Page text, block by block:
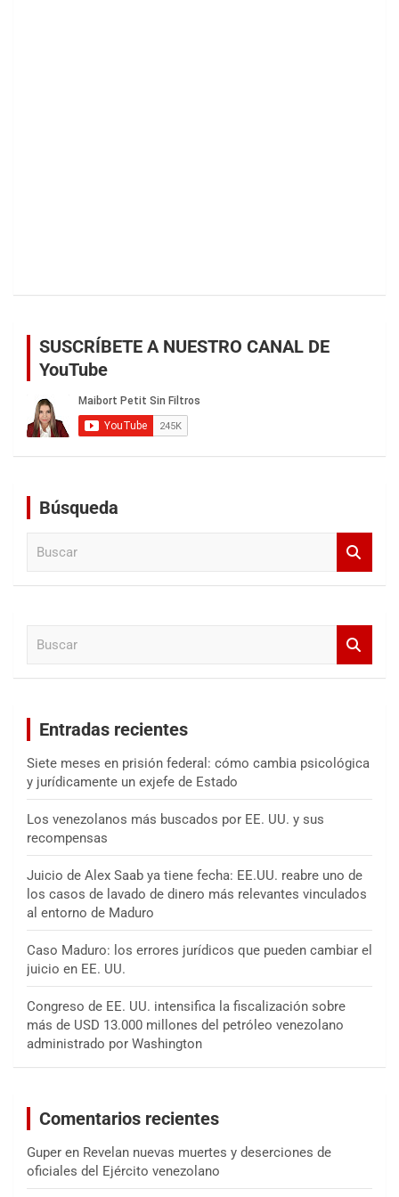
SUSCRÍBETE A NUESTRO CANAL DE
YouTube
Búsqueda
Entradas recientes
Siete meses en prisión federal: cómo cambia psicológica
y jurídicamente un exjefe de Estado
Los venezolanos más buscados por EE. UU. y sus
recompensas
Juicio de Alex Saab ya tiene fecha: EE.UU. reabre uno de
los casos de lavado de dinero más relevantes vinculados
al entorno de Maduro
Caso Maduro: los errores jurídicos que pueden cambiar el
juicio en EE. UU.
Congreso de EE. UU. intensifica la fiscalización sobre
más de USD 13.000 millones del petróleo venezolano
administrado por Washington
Comentarios recientes
Guper en Revelan nuevas muertes y deserciones de
oficiales del Ejército venezolano